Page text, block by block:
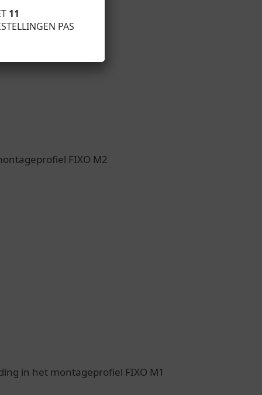
FIXO M2
in het montageprofiel FIXO M1
11
PAS